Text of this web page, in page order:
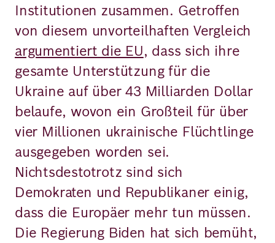
Institutionen zusammen. Getroffen
von diesem unvorteilhaften Vergleich
argumentiert die EU, dass sich ihre
gesamte Unterstützung für die
Ukraine auf über 43 Milliarden Dollar
belaufe, wovon ein Großteil für über
vier Millionen ukrainische Flüchtlinge
ausgegeben worden sei.
Nichtsdestotrotz sind sich
Demokraten und Republikaner einig,
dass die Europäer mehr tun müssen.
Die Regierung Biden hat sich bemüht,